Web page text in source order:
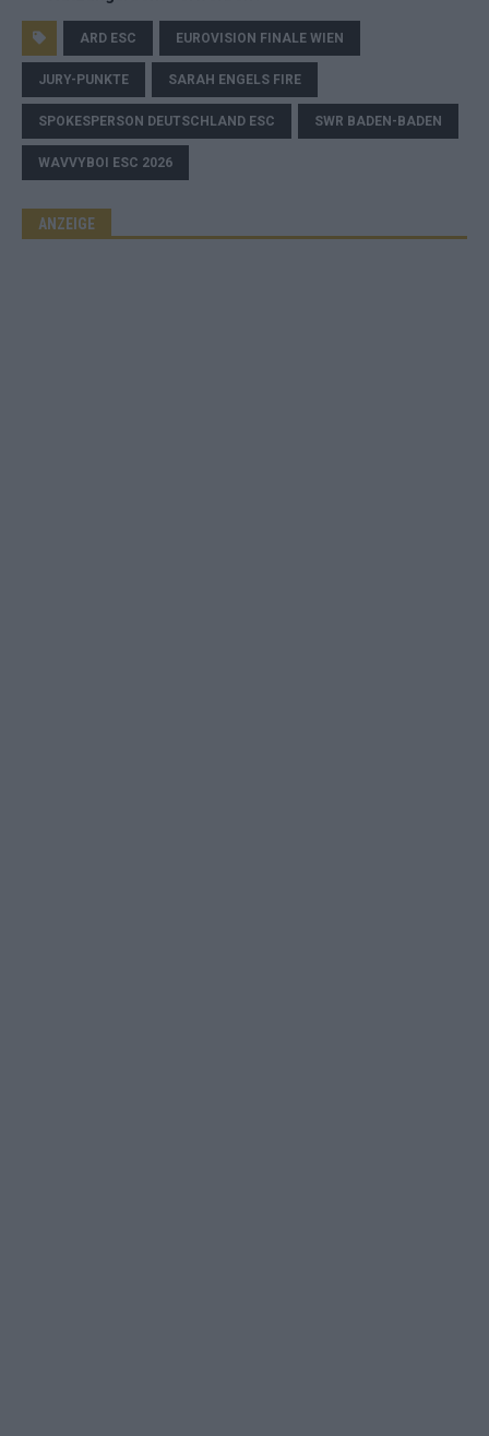
ARD ESC EUROVISION FINALE WIEN
JURY-PUNKTE SARAH ENGELS FIRE
SPOKESPERSON DEUTSCHLAND ESC SWR BADEN-BADEN
WAVVYBOI ESC 2026
ANZEIGE